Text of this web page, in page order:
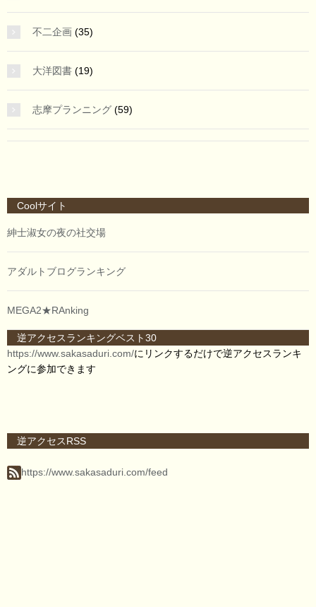
不二企画 (35)
大洋図書 (19)
志摩プランニング (59)
Coolサイト
紳士淑女の夜の社交場
アダルトブログランキング
MEGA2★RAnking
逆アクセスランキングベスト30
https://www.sakasaduri.com/にリンクするだけで逆アクセスランキ
ングに参加できます
逆アクセスRSS
https://www.sakasaduri.com/feed